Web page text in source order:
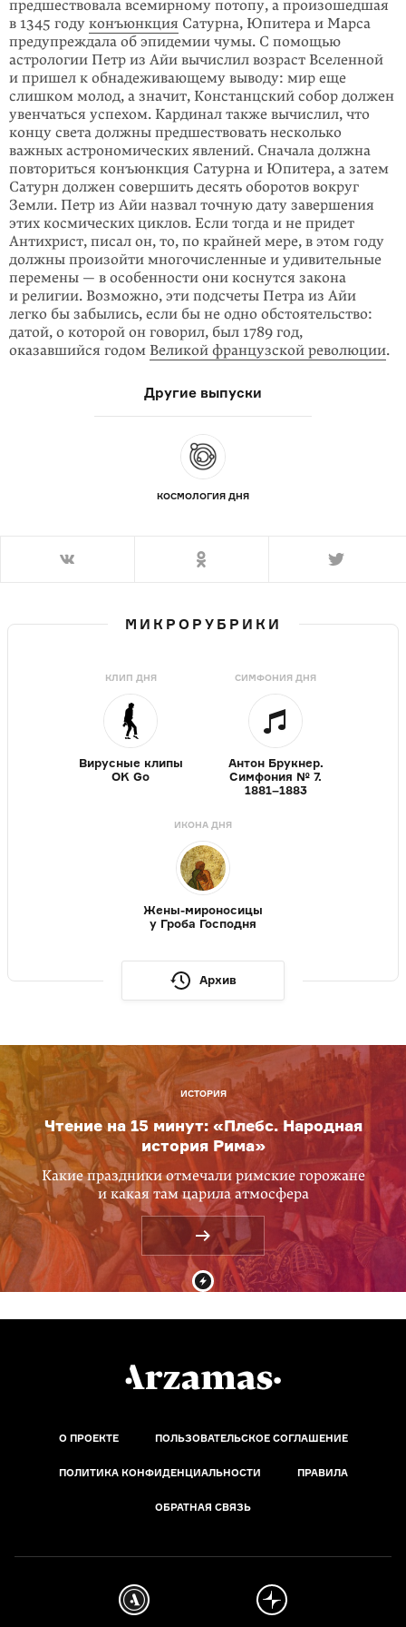
предшествовала всемирному потопу, а произо­шедшая
в 1345 году конъюнкция Сатурна, Юпитера и Марса
преду­преждала об эпидемии чумы. С помощью
астрологии Петр из Айи вычислил возраст Вселенной
и пришел к обнадеживающему выводу: мир еще
слишком молод, а значит, Констанцский собор должен
увенчаться успехом. Кардинал также вычислил, что
концу света должны предшествовать несколько
важных астрономических явлений. Сначала должна
повториться конъюнкция Сатурна и Юпитера, а затем
Сатурн должен совершить десять оборотов вокруг
Земли. Петр из Айи назвал точную дату завершения
этих космических циклов. Если тогда и не придет
Антихрист, писал он, то, по крайней мере, в этом году
должны произойти многочисленные и удивительные
перемены — в особен­ности они коснутся закона
и религии. Возможно, эти подсчеты Петра из Айи
легко бы забылись, если бы не одно обстоятельство:
датой, о которой он говорил, был 1789 год,
оказавшийся годом Великой французской революции.
Другие выпуски
КОСМОЛОГИЯ ДНЯ
МИКРОРУБРИКИ
КЛИП ДНЯ
Вирусные клипы
OK Go
СИМФОНИЯ ДНЯ
Антон Брукнер.
Симфония № 7.
1881–1883
ИКОНА ДНЯ
Жены-мироносицы
у Гроба Господня
Архив
ИСТОРИЯ
Чтение на 15 минут: «Плебс. Народная
история Рима»
Какие праздники отмечали римские горожане
и какая там царила атмосфера
О ПРОЕКТЕ ПОЛЬЗОВАТЕЛЬСКОЕ СОГЛАШЕНИЕ
ПОЛИТИКА КОНФИДЕНЦИАЛЬНОСТИ ПРАВИЛА
ОБРАТНАЯ СВЯЗЬ